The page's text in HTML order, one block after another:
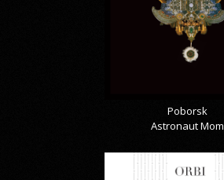
Poborsk
Astronaut Mom